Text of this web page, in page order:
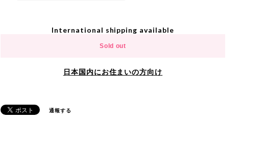
International shipping available
Sold out
日本国内にお住まいの方向け
通報する